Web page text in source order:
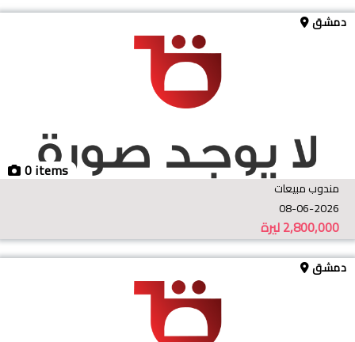
0 items
دمشق
مندوب مبيعات
08-06-2026
ليرة2,800,000
دمشق